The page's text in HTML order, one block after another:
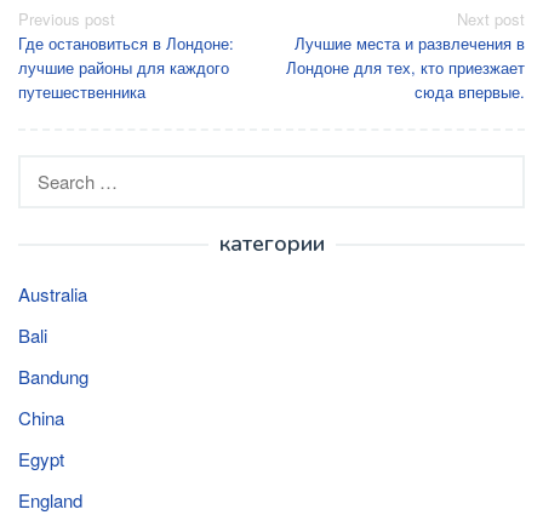
Post
navigation
Previous post
Где остановиться в Лондоне:
лучшие районы для каждого
путешественника
Next post
Лучшие места и развлечения в
Лондоне для тех, кто приезжает
сюда впервые.
for:
категории
Australia
Bali
Bandung
China
Egypt
England